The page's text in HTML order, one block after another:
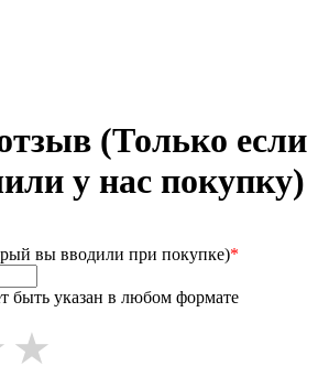
(Только если
у нас покупку)
вы вводили при покупке)*
быть указан в любом формате